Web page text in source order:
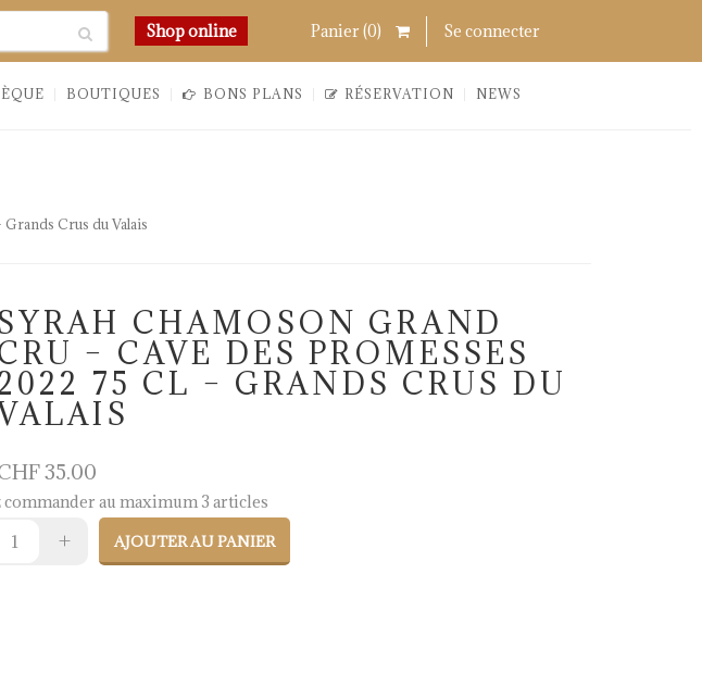
Shop online Chercher
Panier (0) Links
Se connecter
BOUTIQUES BONS PLANS RÉSERVATION NEWS
Crus du Valais
CHAMOSON GRAND
– CAVE DES PROMESSES
75 CL – GRANDS CRUS DU
35.00
commander au maximum 3 articles
AJOUTER AU PANIER